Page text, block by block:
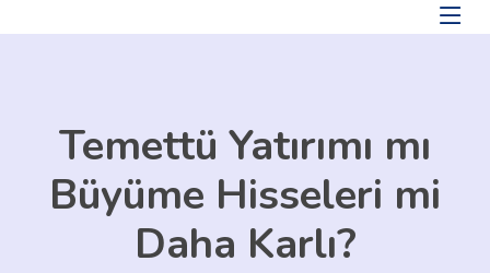
Temettü Yatırımı mı
Büyüme Hisseleri mi
Daha Karlı?